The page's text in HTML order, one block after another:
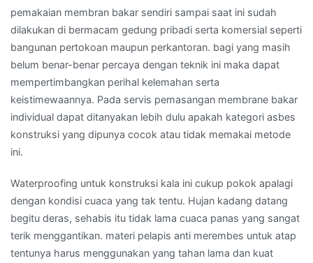
pemakaian membran bakar sendiri sampai saat ini sudah
dilakukan di bermacam gedung pribadi serta komersial seperti
bangunan pertokoan maupun perkantoran. bagi yang masih
belum benar-benar percaya dengan teknik ini maka dapat
mempertimbangkan perihal kelemahan serta
keistimewaannya. Pada servis pemasangan membrane bakar
individual dapat ditanyakan lebih dulu apakah kategori asbes
konstruksi yang dipunya cocok atau tidak memakai metode
ini.
Waterproofing untuk konstruksi kala ini cukup pokok apalagi
dengan kondisi cuaca yang tak tentu. Hujan kadang datang
begitu deras, sehabis itu tidak lama cuaca panas yang sangat
terik menggantikan. materi pelapis anti merembes untuk atap
tentunya harus menggunakan yang tahan lama dan kuat